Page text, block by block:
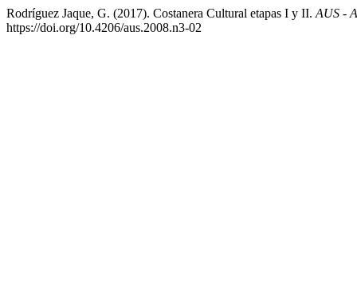
Rodríguez Jaque, G. (2017). Costanera Cultural etapas I y II. AUS -
https://doi.org/10.4206/aus.2008.n3-02